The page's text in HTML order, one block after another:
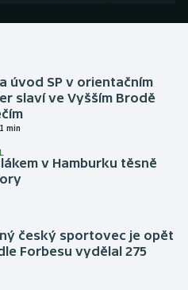
úvod SP v orientačním
slaví ve Vyšším Brodě
min
v Hamburku těsně
český sportovec je opět
Forbesu vydělal 275